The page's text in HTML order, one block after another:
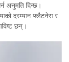
अनुमति दिन्छ।
दरम्यान फ्लैटनेस र
छन्।